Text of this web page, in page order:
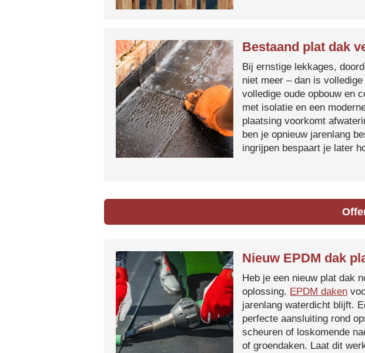
Bestaand plat dak
Bij ernstige lekkages,
niet meer – dan is
volledige oude opbouw en
met isolatie en een
plaatsing voorkomt
ben je opnieuw jarenlang
ingrijpen bespaart je later
Nieuw EPDM dak
Heb je een nieuw plat dak
oplossing. EPDM daken
jarenlang waterdicht blijft.
perfecte aansluiting rond
scheuren of loskomende
of groendaken. Laat dit